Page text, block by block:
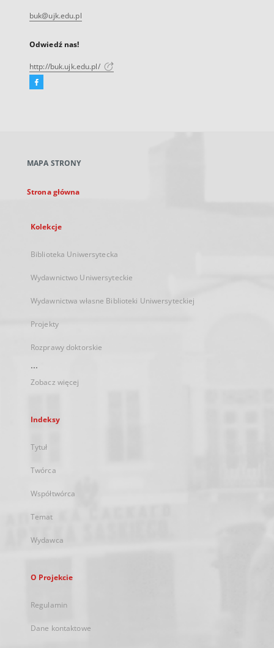
buk@ujk.edu.pl
Odwiedź nas!
http://buk.ujk.edu.pl/
Facebook
karcie
MAPA STRONY
Strona główna
Kolekcje
Biblioteka Uniwersytecka
Wydawnictwo Uniwersyteckie
Wydawnictwa własne Biblioteki Uniwersyteckiej
Projekty
Rozprawy doktorskie
...
Zobacz więcej
Indeksy
Tytuł
Twórca
Współtwórca
Temat
Wydawca
O Projekcie
Regulamin
Dane kontaktowe